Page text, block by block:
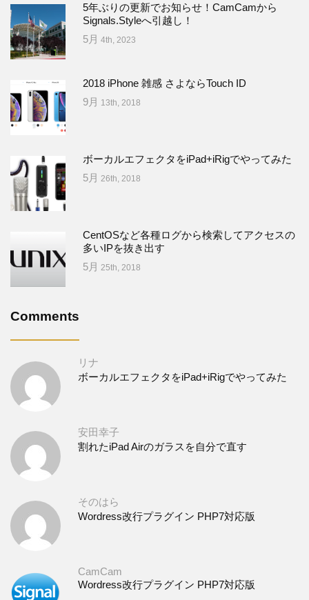
5年ぶりの更新でお知らせ！CamCamから
Signals.Styleへ引越し！
5月 4th, 2023
2018 iPhone 雑感 さよならTouch ID
9月 13th, 2018
ボーカルエフェクタをiPad+iRigでやってみた
5月 26th, 2018
CentOSなど各種ログから検索してアクセスの
多いIPを抜き出す
5月 25th, 2018
Comments
リナ
ボーカルエフェクタをiPad+iRigでやってみた
安田幸子
割れたiPad Airのガラスを自分で直す
そのはら
Wordress改行プラグイン PHP7対応版
CamCam
Wordress改行プラグイン PHP7対応版